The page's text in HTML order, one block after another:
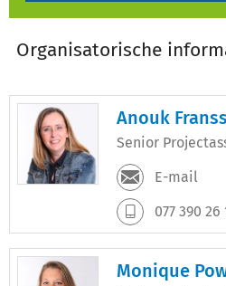
Organisatorische
Anouk
Senior
E-mail
077 390 26
Monique